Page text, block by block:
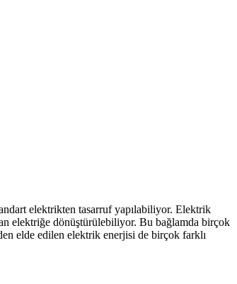
elektrikten tasarruf yapılabiliyor. Elektrik
elektriğe dönüştürülebiliyor. Bu bağlamda birçok
elde edilen elektrik enerjisi de birçok farklı